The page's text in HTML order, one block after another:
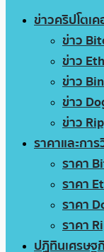
ข่าวคริปโตเค
ข่าว
ข่าว
ข่าว
ข่าว
ข่าว
ราคาและการ
ราคา
ราคา
ราคา
ราคา
ปฏิทินเศรษฐ